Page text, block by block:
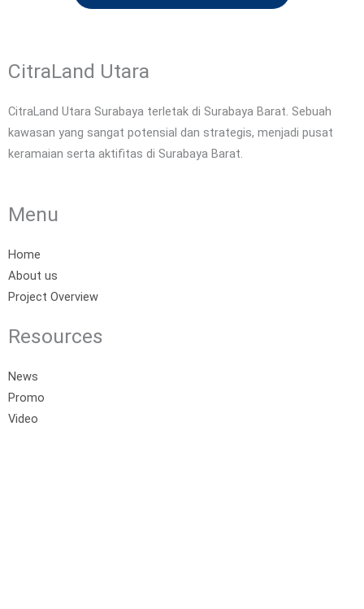
CitraLand Utara
CitraLand Utara Surabaya terletak di Surabaya Barat. Sebuah
kawasan yang sangat potensial dan strategis, menjadi pusat
keramaian serta aktifitas di Surabaya Barat.
Menu
Home
About us
Project Overview
Resources
News
Promo
Video